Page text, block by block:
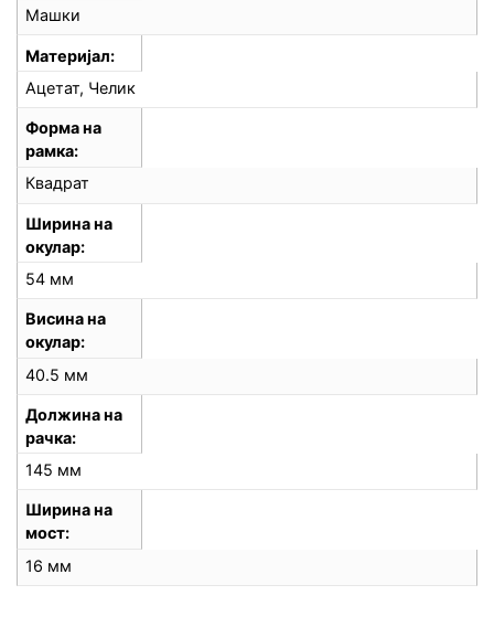
Машки
Материјал
Ацетат, Челик
Форма на
рамка
Квадрат
Ширина на
окулар
54 мм
Висина на
окулар
40.5 мм
Должина на
рачка
145 мм
Ширина на
мост
16 мм